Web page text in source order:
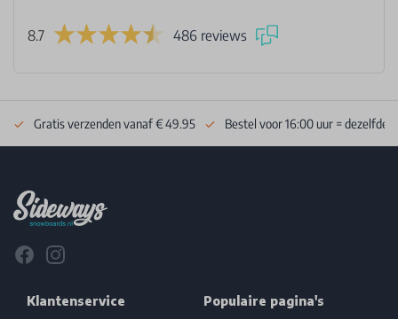
8.7 486 reviews
Gratis verzenden vanaf € 49.95 Bestel voor 16:00 uur = dezelfde
FacebookInstagram
Klantenservice Populaire pagina's